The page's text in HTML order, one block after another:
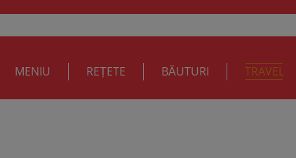
MENIU REȚETE BĂUTURI TRAVEL